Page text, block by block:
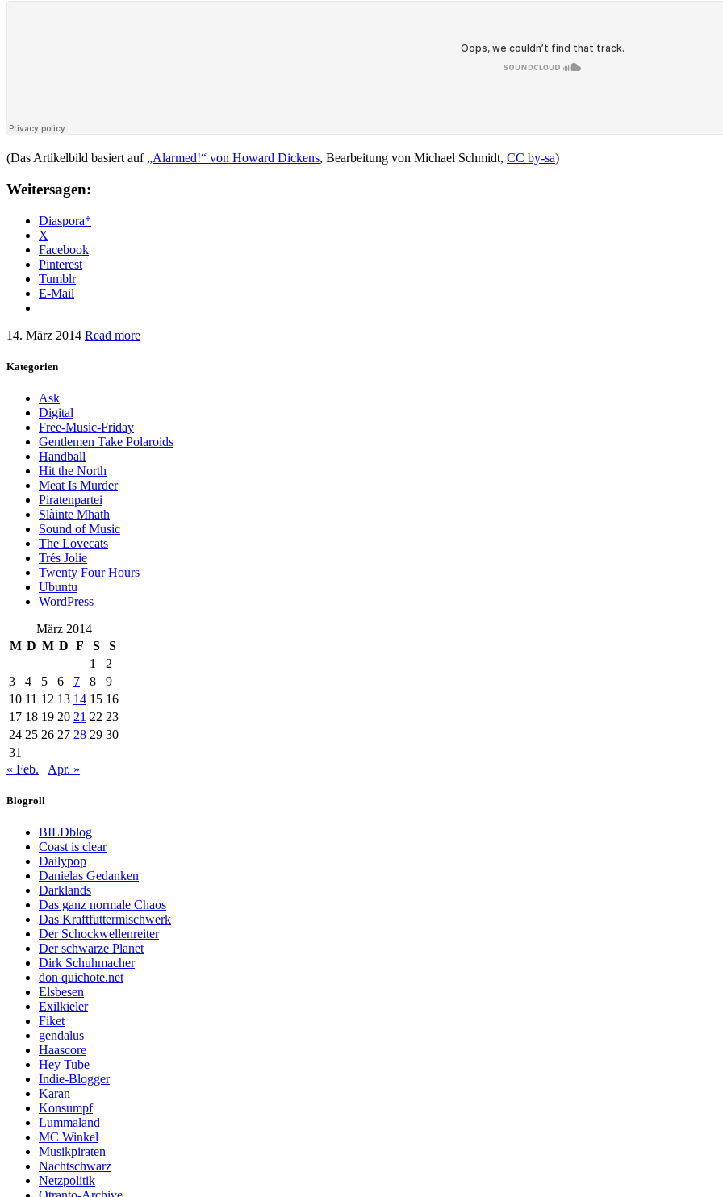
(Das Artikelbild basiert auf „Alarmed!“ von Howard Dickens, Bearbeitung von Michael Schmidt, CC by-sa)
Weitersagen:
Diaspora*
X
Facebook
Pinterest
Tumblr
E-Mail
14. März 2014 Read more
Kategorien
Ask
Digital
Free-Music-Friday
Gentlemen Take Polaroids
Handball
Hit the North
Meat Is Murder
Piratenpartei
Slàinte Mhath
Sound of Music
The Lovecats
Trés Jolie
Twenty Four Hours
Ubuntu
WordPress
März 2014
M D M D F S
S
1
2
3
4 5 6 7 8
9
10 11 12 13 14 15 16
17 18 19 20 21 22 23
24 25 26 27 28 29 30
31
« Feb.
Apr. »
Blogroll
BILDblog
Coast is clear
Dailypop
Danielas Gedanken
Darklands
Das ganz normale Chaos
Das Kraftfuttermischwerk
Der Schockwellenreiter
Der schwarze Planet
Dirk Schuhmacher
don quichote.net
Elsbesen
Exilkieler
Fiket
gendalus
Haascore
Hey Tube
Indie-Blogger
Karan
Konsumpf
Lummaland
MC Winkel
Musikpiraten
Nachtschwarz
Netzpolitik